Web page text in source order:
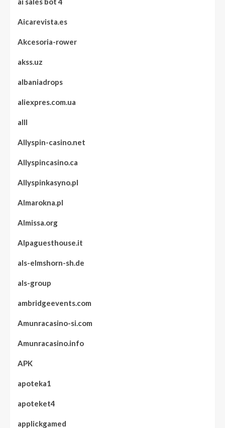
Aicarevista.es
Akcesoria-rower
akss.uz
albaniadrops
aliexpres.com.ua
alll
Allyspin-casino.net
Allyspincasino.ca
Allyspinkasyno.pl
Almarokna.pl
Almissa.org
Alpaguesthouse.it
als-elmshorn-sh.de
als-group
ambridgeevents.com
Amunracasino-si.com
Amunracasino.info
APK
apoteka1
apoteket4
applickgamed